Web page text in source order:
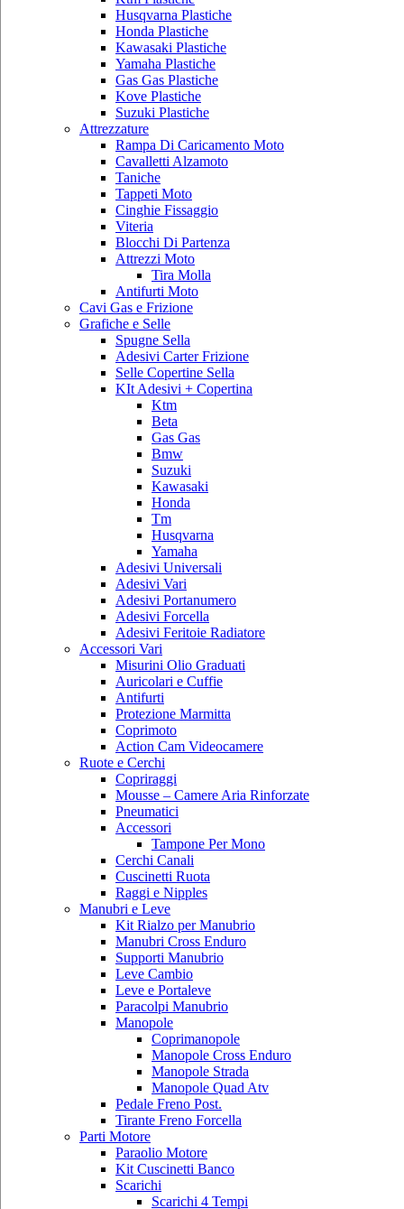
Husqvarna Plastiche
Honda Plastiche
Kawasaki Plastiche
Yamaha Plastiche
Gas Gas Plastiche
Kove Plastiche
Suzuki Plastiche
Attrezzature
Rampa Di Caricamento Moto
Cavalletti Alzamoto
Taniche
Tappeti Moto
Cinghie Fissaggio
Viteria
Blocchi Di Partenza
Attrezzi Moto
Tira Molla
Antifurti Moto
Cavi Gas e Frizione
Grafiche e Selle
Spugne Sella
Adesivi Carter Frizione
Selle Copertine Sella
KIt Adesivi + Copertina
Ktm
Beta
Gas Gas
Bmw
Suzuki
Kawasaki
Honda
Tm
Husqvarna
Yamaha
Adesivi Universali
Adesivi Vari
Adesivi Portanumero
Adesivi Forcella
Adesivi Feritoie Radiatore
Accessori Vari
Misurini Olio Graduati
Auricolari e Cuffie
Antifurti
Protezione Marmitta
Coprimoto
Action Cam Videocamere
Ruote e Cerchi
Copriraggi
Mousse – Camere Aria Rinforzate
Pneumatici
Accessori
Tampone Per Mono
Cerchi Canali
Cuscinetti Ruota
Raggi e Nipples
Manubri e Leve
Kit Rialzo per Manubrio
Manubri Cross Enduro
Supporti Manubrio
Leve Cambio
Leve e Portaleve
Paracolpi Manubrio
Manopole
Coprimanopole
Manopole Cross Enduro
Manopole Strada
Manopole Quad Atv
Pedale Freno Post.
Tirante Freno Forcella
Parti Motore
Paraolio Motore
Kit Cuscinetti Banco
Scarichi
Scarichi 4 Tempi